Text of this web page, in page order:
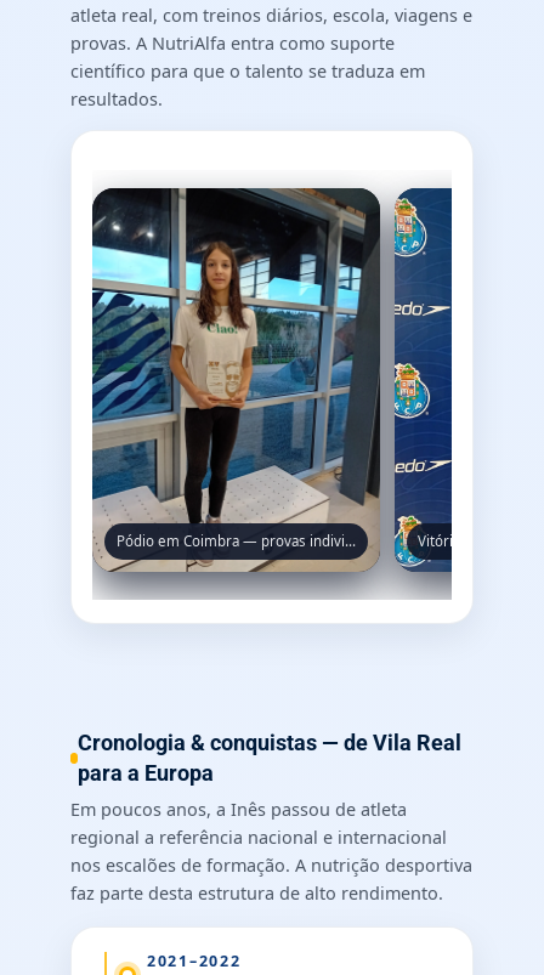
atleta real, com treinos diários, escola, viagens e
provas. A NutriAlfa entra como suporte
científico para que o talento se traduza em
resultados.
Pódio em Coimbra — provas individuais de alto nível.
Cronologia & conquistas — de Vila Real
para a Europa
Em poucos anos, a Inês passou de atleta
regional a referência nacional e internacional
nos escalões de formação. A nutrição desportiva
faz parte desta estrutura de alto rendimento.
2021–2022